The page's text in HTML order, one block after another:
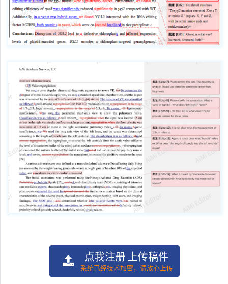
点我注册 上传稿件
系统已经技术加密，请放心上传